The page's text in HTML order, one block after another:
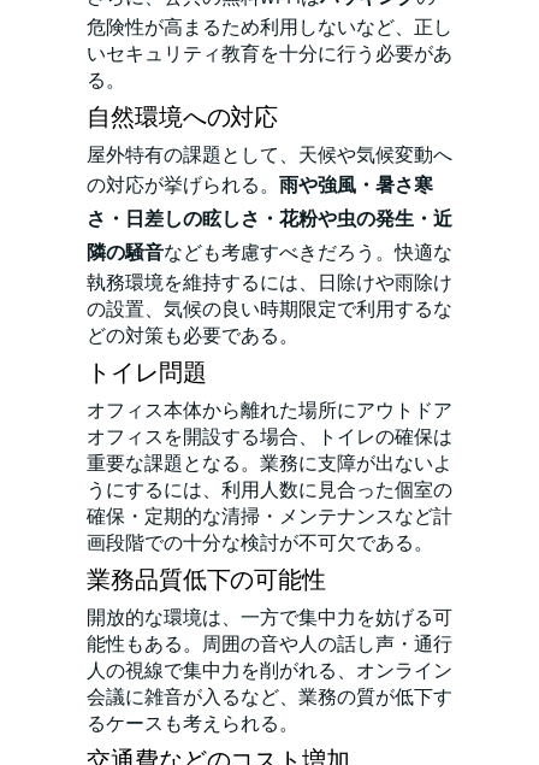
危険性が高まるため利用しないなど、正し
いセキュリティ教育を十分に行う必要があ
る。
自然環境への対応
屋外特有の課題として、天候や気候変動へ
の対応が挙げられる。 雨や強風・暑さ寒
さ・日差しの眩しさ・花粉や虫の発生・近
隣の騒音なども考慮すべきだろう。快適な
執務環境を維持するには、日除けや雨除け
の設置、気候の良い時期限定で利用するな
どの対策も必要である。
トイレ問題
オフィス本体から離れた場所にアウトドア
オフィスを開設する場合、トイレの確保は
重要な課題となる。業務に支障が出ないよ
うにするには、利用人数に見合った個室の
確保・定期的な清掃・メンテナンスなど計
画段階での十分な検討が不可欠である。
業務品質低下の可能性
開放的な環境は、一方で集中力を妨げる可
能性もある。周囲の音や人の話し声・通行
人の視線で集中力を削がれる、オンライン
会議に雑音が入るなど、業務の質が低下す
るケースも考えられる。